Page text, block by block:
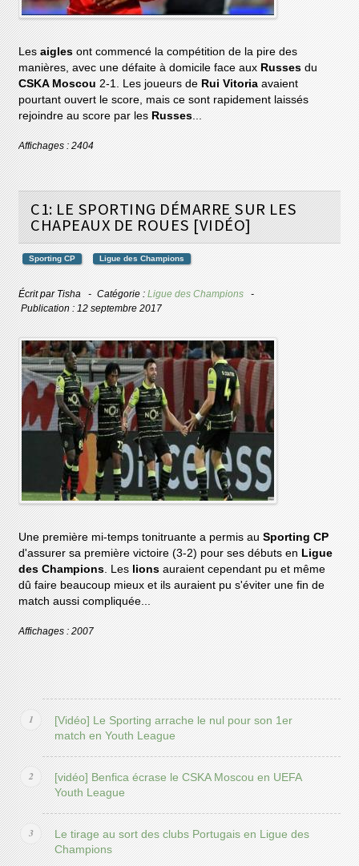
Lesaiglesont commencé la compétition de la pire des
manières, avec une défaite à domicile face aux Russesdu
CSKA Moscou 2-1. Les joueurs de Rui Vitoria avaient
pourtant ouvert le score, mais ce sont rapidement laissés
rejoindre au score par les Russes...
Affichages : 2404
C1: LE SPORTING DÉMARRE SUR LES
CHAPEAUX DE ROUES [VIDÉO]
Sporting CP Ligue des Champions
Écrit parTisha Catégorie :Ligue des Champions
Publication : 12 septembre 2017
Une première mi-temps tonitruante a permis auSporting CP
d'assurer sa première victoire (3-2) pour ses débuts en Ligue
des Champions. Les lionsauraient cependant pu et même
dû faire beaucoup mieux et ils auraient pu s'éviter une fin de
match aussi compliquée...
Affichages : 2007
[Vidéo] Le Sporting arrache le nul pour son 1er
match en Youth League
[vidéo] Benfica écrase le CSKA Moscou en UEFA
Youth League
Le tirage au sort des clubs Portugais en Ligue des
Champions